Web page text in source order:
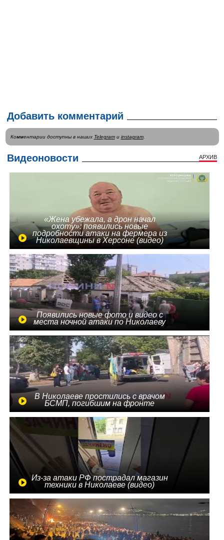
Добавить комментарий
Комментарии доступны в наших Telegramи instagram.
Видеоновости АРХИВ
«Жена убежала, а дрон начал
охоту»: появились новые
подробности атаки на фермера из
Николаевщины в Херсоне (видео)
Появились новые фото и видео с
места ночной атаки по Николаеву
В Николаеве простились с врачом
БСМП, погибшим на фронте
Из-за атаки РФ пострадал магазин
техники в Николаеве (видео)